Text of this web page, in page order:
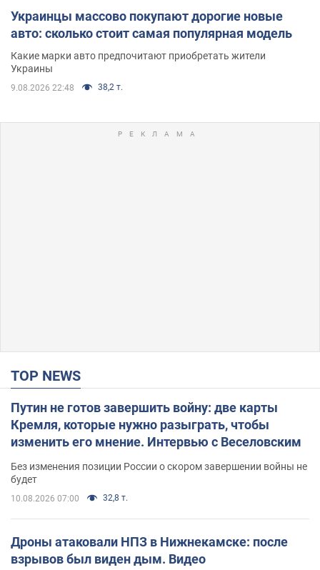
Украинцы массово покупают дорогие новые
авто: сколько стоит самая популярная модель
Какие марки авто предпочитают приобретать жители
Украины
9.08.2026 22:48 38,2 т.
TOP NEWS
Путин не готов завершить войну: две карты
Кремля, которые нужно разыграть, чтобы
изменить его мнение. Интервью с Веселовским
Без изменения позиции России о скором завершении войны не
будет
10.08.2026 07:00 32,8 т.
Дроны атаковали НПЗ в Нижнекамске: после
взрывов был виден дым. Видео